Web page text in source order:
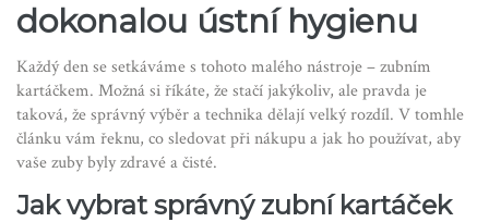
dokonalou ústní hygienu
Každý den se setkáváme s tohoto malého nástroje – zubním
kartáčkem. Možná si říkáte, že stačí jakýkoliv, ale pravda je
taková, že správný výběr a technika dělají velký rozdíl. V tomhle
článku vám řeknu, co sledovat při nákupu a jak ho používat, aby
vaše zuby byly zdravé a čisté.
Jak vybrat správný zubní kartáček